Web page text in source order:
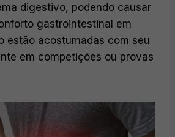
digestivo, podendo causar
gastrointestinal em
estão acostumadas com seu
em competições ou provas